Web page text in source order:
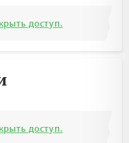
доступ.
доступ.